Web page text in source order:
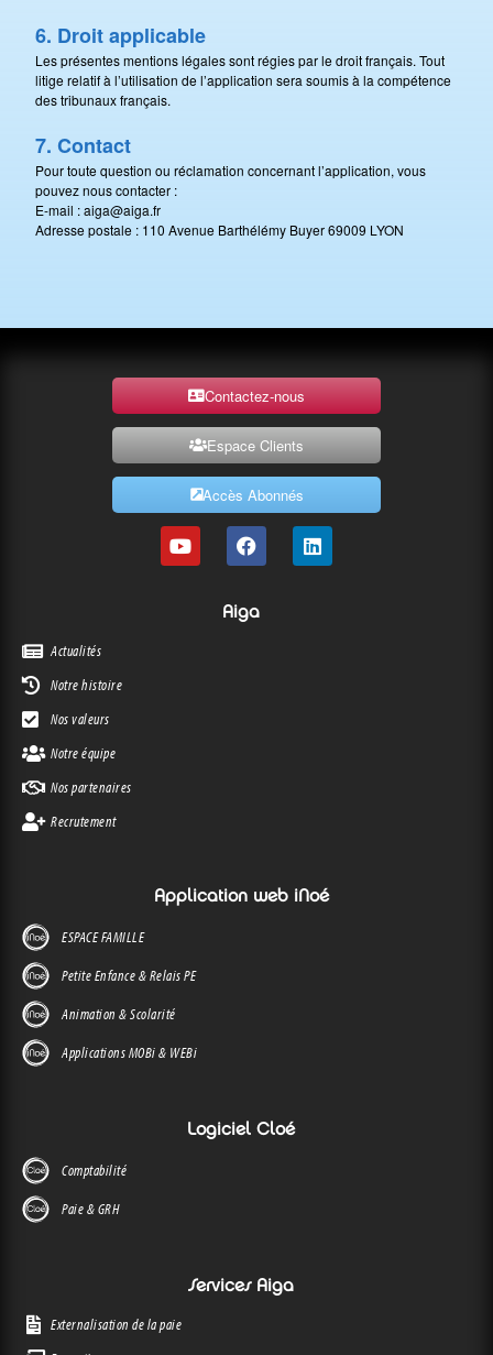
6. Droit applicable
Les présentes mentions légales sont régies par le droit français. Tout
litige relatif à l’utilisation de l’application sera soumis à la compétence
des tribunaux français.
7. Contact
Pour toute question ou réclamation concernant l’application, vous
pouvez nous contacter :
E-mail : aiga@aiga.fr
Adresse postale : 110 Avenue Barthélémy Buyer 69009 LYON
Contactez-nous
Espace Clients
Accès Abonnés
Aiga
Actualités
Notre histoire
Nos valeurs
Notre équipe
Nos partenaires
Recrutement
Application web iNoé
ESPACE FAMILLE
Petite Enfance & Relais PE
Animation & Scolarité
Applications MOBi & WEBi
Logiciel Cloé
Comptabilité
Paie & GRH
Services Aiga
Externalisation de la paie